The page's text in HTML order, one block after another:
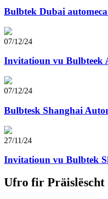
Bulbtek Dubai
07/12/24
Invitatioun vu Bulbteek
07/12/24
Bulbtesk Shanghai
27/11/24
Invitatioun vu Bulbtek
Ufro fir Präislëscht